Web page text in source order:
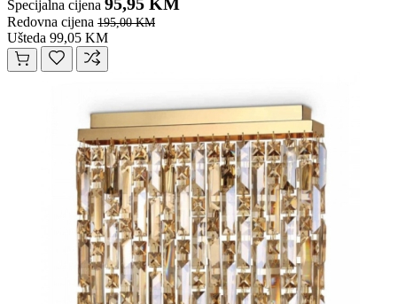
Specijalna cijena
Redovna cijena 195,00 KM
Ušteda 99,05 KM